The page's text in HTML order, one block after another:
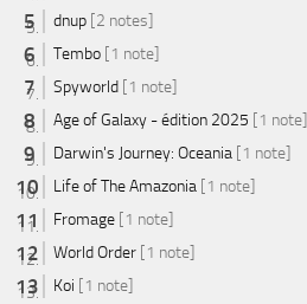
dnup [2 notes]
Tembo [1 note]
Spyworld [1 note]
Age of Galaxy - édition 2025 [1 note]
Darwin's Journey: Oceania [1 note]
Life of The Amazonia [1 note]
Fromage [1 note]
World Order [1 note]
Koi [1 note]